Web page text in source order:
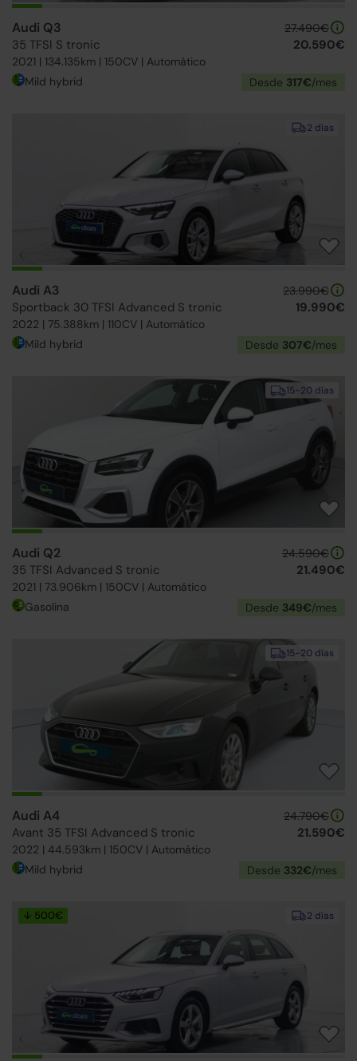
Audi Q3
35 TFSI S tronic
2021 | 134.135km | 150CV | Automático
27.490€
20.590€
Mild hybrid Desde 317€/mes
2 días
Audi A3
Sportback 30 TFSI Advanced S tronic
2022 | 75.388km | 110CV | Automático
23.990€
19.990€
Mild hybrid Desde 307€/mes
15-20 días
Audi Q2
35 TFSI Advanced S tronic
2021 | 73.906km | 150CV | Automático
24.590€
21.490€
Gasolina Desde 349€/mes
15-20 días
Audi A4
Avant 35 TFSI Advanced S tronic
2022 | 44.593km | 150CV | Automático
24.790€
21.590€
Mild hybrid Desde 332€/mes
2 días
↓ 500€